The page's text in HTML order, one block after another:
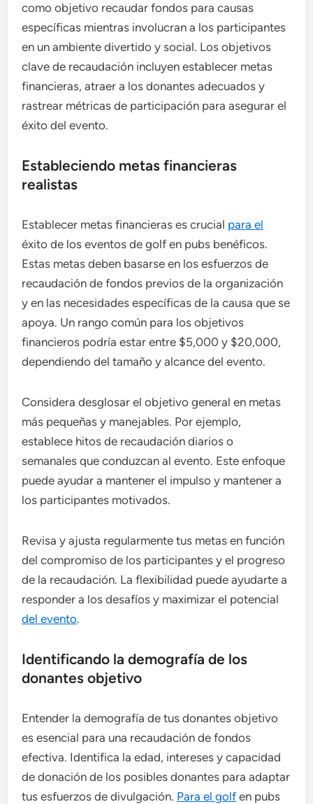
como objetivo recaudar fondos para causas
específicas mientras involucran a los participantes
en un ambiente divertido y social. Los objetivos
clave de recaudación incluyen establecer metas
financieras, atraer a los donantes adecuados y
rastrear métricas de participación para asegurar el
éxito del evento.
Estableciendo metas financieras
realistas
Establecer metas financieras es crucial para el
éxito de los eventos de golf en pubs benéficos.
Estas metas deben basarse en los esfuerzos de
recaudación de fondos previos de la organización
y en las necesidades específicas de la causa que se
apoya. Un rango común para los objetivos
financieros podría estar entre $5,000 y $20,000,
dependiendo del tamaño y alcance del evento.
Considera desglosar el objetivo general en metas
más pequeñas y manejables. Por ejemplo,
establece hitos de recaudación diarios o
semanales que conduzcan al evento. Este enfoque
puede ayudar a mantener el impulso y mantener a
los participantes motivados.
Revisa y ajusta regularmente tus metas en función
del compromiso de los participantes y el progreso
de la recaudación. La flexibilidad puede ayudarte a
responder a los desafíos y maximizar el potencial
del evento.
Identificando la demografía de los
donantes objetivo
Entender la demografía de tus donantes objetivo
es esencial para una recaudación de fondos
efectiva. Identifica la edad, intereses y capacidad
de donación de los posibles donantes para adaptar
tus esfuerzos de divulgación. Para el golf en pubs